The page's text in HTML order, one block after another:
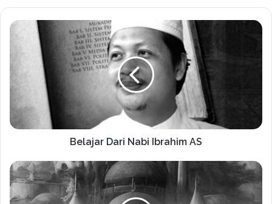
Belajar Dari Nabi Ibrahim AS